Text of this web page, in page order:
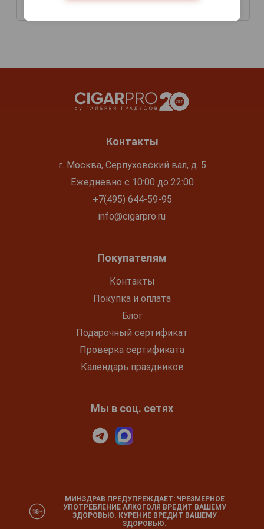
Контакты
г. Москва, Серпуховский вал, д. 5
Ежедневно с 10:00 до 22:00
+7(495) 644-59-95
info@cigarpro.ru
Покупателям
Контакты
Покупка и оплата
Блог
Подарочный сертификат
Проверка сертификата
Календарь праздников
Мы в соц. сетях
МИНЗДРАВ ПРЕДУПРЕЖДАЕТ: ЧРЕЗМЕРНОЕ
УПОТРЕБЛЕНИЕ АЛКОГОЛЯ ВРЕДИТ ВАШЕМУ
ЗДОРОВЬЮ. КУРЕНИЕ ВРЕДИТ ВАШЕМУ
ЗДОРОВЬЮ.